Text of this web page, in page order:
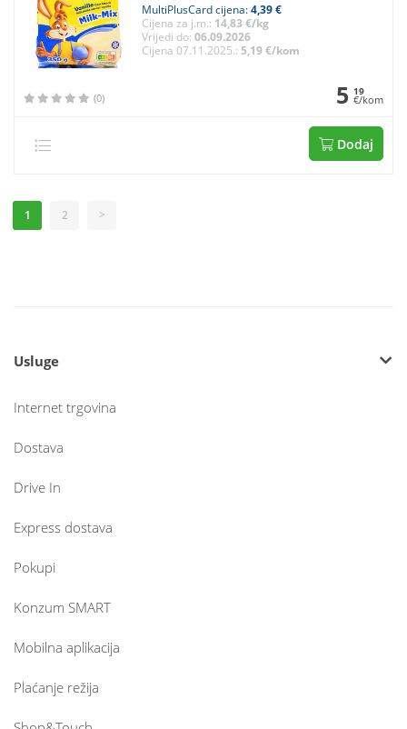
MultiPlusCard cijena:4,39 €
Cijena za j.m.: 14,83 €/kg
Vrijedi do: 06.09.2026
Cijena 07.11.2025.: 5,19 €/kom
(0) 5 19
€/kom
Dodaj
1 2 >
Usluge
Internet trgovina
Dostava
Drive In
Express dostava
Pokupi
Konzum SMART
Mobilna aplikacija
Plaćanje režija